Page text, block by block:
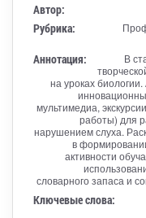
Автор:
Рубрика:
Аннотация:
В
на уроках
мультимедиа,
работы) для
нарушением слуха.
в
активности
словарного запаса и
Ключевые слова: